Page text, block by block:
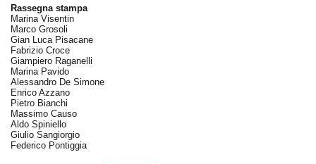
Rassegna stampa
Marina Visentin
Marco Grosoli
Gian Luca Pisacane
Fabrizio Croce
Giampiero Raganelli
Marina Pavido
Alessandro De Simone
Enrico Azzano
Pietro Bianchi
Massimo Causo
Aldo Spiniello
Giulio Sangiorgio
Federico Pontiggia